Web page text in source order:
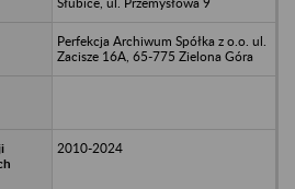
Perfekcja Archiwum Spółka z o.o. ul.
Zacisze 16A, 65-775 Zielona Góra
2010-2024